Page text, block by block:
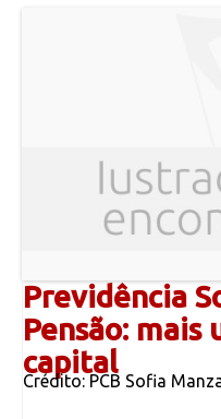
Previdência
Pensão: mais
capital
Crédito: PCB Sofia